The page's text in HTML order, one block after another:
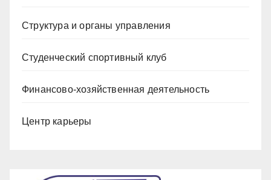
Структура и органы управления
Студенческий спортивный клуб
Финансово-хозяйственная деятельность
Центр карьеры